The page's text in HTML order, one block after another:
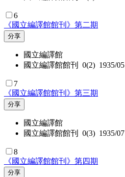
6
《國立編譯館館刊》第二期
分享
國立編譯館
國立編譯館館刊 0(2) 1935/05
7
《國立編譯館館刊》第三期
分享
國立編譯館
國立編譯館館刊 0(3) 1935/07
8
《國立編譯館館刊》第四期
分享